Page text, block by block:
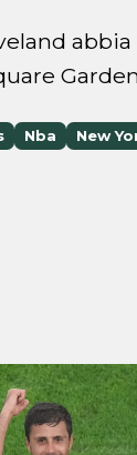
Nba New